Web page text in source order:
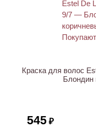
Краска для волос
Блондин
545 ₽